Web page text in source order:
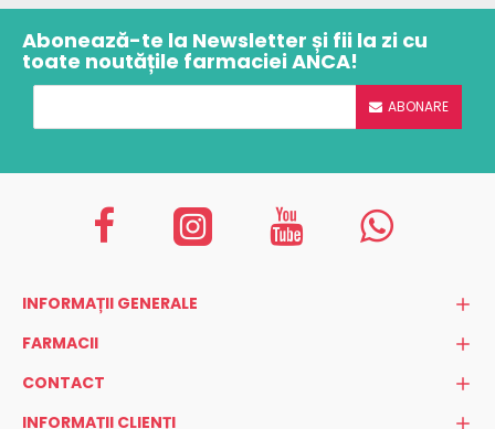
Abonează-te la Newsletter și fii la zi cu
toate noutățile farmaciei ANCA!
ABONARE
INFORMAȚII GENERALE
FARMACII
CONTACT
INFORMAȚII CLIENȚI